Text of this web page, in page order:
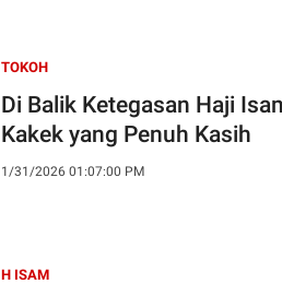
TOKOH
Di Balik Ketegasan Haji
Kakek yang Penuh Kasih
1/31/2026 01:07:00 PM
H ISAM